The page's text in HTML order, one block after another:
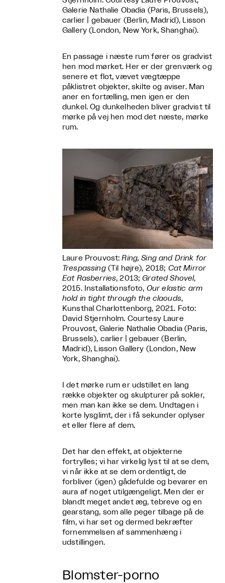
Galerie Nathalie Obadia (Paris, Brussels),
carlier | gebauer (Berlin, Madrid), Lisson
Gallery (London, New York, Shanghai).
En passage i næste rum fører os gradvist
hen mod mørket. Her er der grenværk og
senere et flot, vævet vægtæppe
påklistret objekter, skilte og aviser. Man
aner en fortælling, men igen er den
dunkel. Og dunkelheden bliver gradvist til
mørke på vej hen mod det næste, mørke
rum.
Laure Prouvost:Ring, Sing and Drink for
Trespassing(Til højre), 2018; Cat Mirror
Eat Rasberries, 2013;Grated Shovel,
2015. Installationsfoto, Our elastic arm
hold in tight through the claouds,
Kunsthal Charlottenborg, 2021. Foto:
David Stjernholm. Courtesy Laure
Prouvost, Galerie Nathalie Obadia (Paris,
Brussels), carlier | gebauer (Berlin,
Madrid), Lisson Gallery (London, New
York, Shanghai).
I det mørke rum er udstillet en lang
række objekter og skulpturer på sokler,
men man kan ikke se dem. Undtagen i
korte lysglimt, der i få sekunder oplyser
et eller flere af dem.
Det har den effekt, at objekterne
fortrylles; vi har virkelig lyst til at se dem,
vi når ikke at se dem ordentligt, de
forbliver (igen) gådefulde og bevarer en
aura af noget utilgængeligt. Men der er
blandt meget andet æg, tebreve og en
gearstang, som alle peger tilbage på de
film, vi har set og dermed bekræfter
fornemmelsen af sammenhæng i
udstillingen.
Blomster-porno